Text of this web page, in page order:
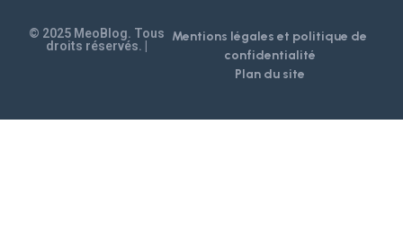
© 2025 MeoBlog. Tous
droits réservés. |
Mentions légales et politique de
confidentialité
Plan du site